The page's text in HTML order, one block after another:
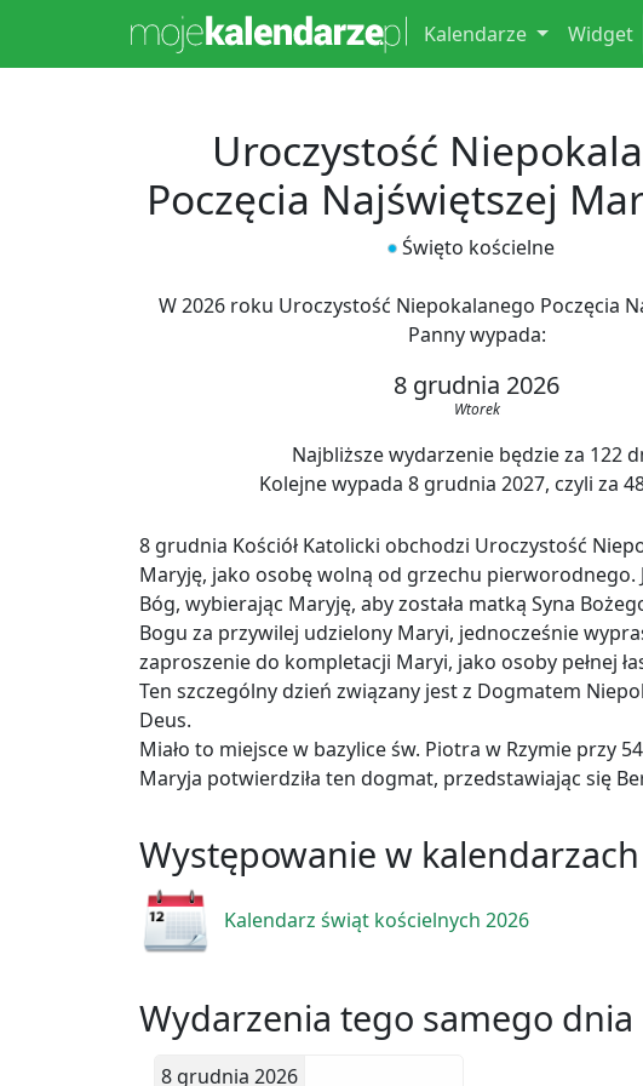
Kalendarze Widget
Uroczystość
Poczęcia Najświętszej
Święto kościelne
W 2026 roku Uroczystość Niepokalanego Poczęcia
Panny wypada:
8 grudnia 2026
Wtorek
Najbliższe wydarzenie będzie za 122
Kolejne wypada 8 grudnia 2027, czyli za
8 grudnia Kościół Katolicki obchodzi Uroczystość
Maryję, jako osobę wolną od grzechu pierworodnego.
Bóg, wybierając Maryję, aby została matką Syna
Bogu za przywilej udzielony Maryi, jednocześnie
zaproszenie do kompletacji Maryi, jako osoby pełnej
Ten szczególny dzień związany jest z Dogmatem
Deus.
Miało to miejsce w bazylice św. Piotra w Rzymie przy
Maryja potwierdziła ten dogmat, przedstawiając się
Występowanie w kalendarzach
Kalendarz świąt kościelnych 2026
Wydarzenia tego samego dnia
8 grudnia 2026